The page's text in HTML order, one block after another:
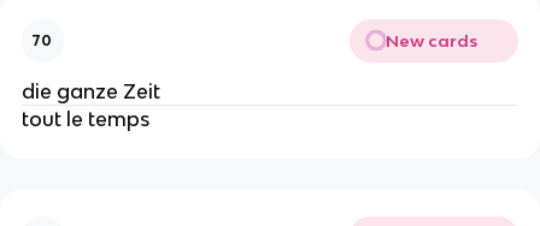
70 New cards
die ganze Zeit
tout le temps